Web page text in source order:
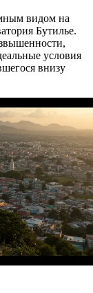
видом на
Бутилье.
условия
внизу